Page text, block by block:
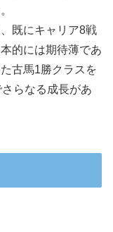
既にキャリア8戦
的には期待薄であ
古馬1勝クラスを
らなる成長があ